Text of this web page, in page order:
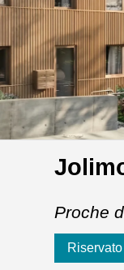
Proche
Riservato